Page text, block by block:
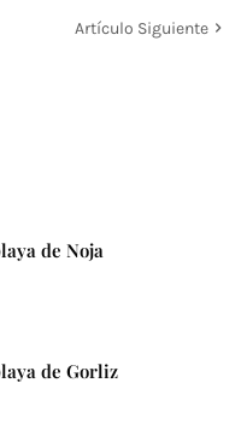
Artículo Siguiente
de Noja
de Gorliz